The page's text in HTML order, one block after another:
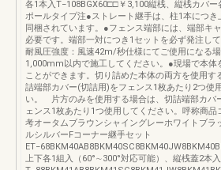
各1本入T−108BGX60□□￥3,100縦桟、縦桟カバー
ポールタイプ注●ストレート継手は、柱1本につき
同梱されています。●フェンス端部には、端部キ
必要です。端部一対につき1セットを必ず発注し
耐風圧強度：風速42m/秒仕様にてご使用になる
1,000mm以内で施工してください。●現場で本体
ことができます。切り詰めた本体の両方を使用す
詰端部カバー(切詰用)をフェンス1枚あたり2つ使
い。 片方のみを使用する場合は、切詰端部カバ
ェンス1枚あたり1つ使用してください。呼称商品
考オータムブラウンシャイングレーホワイトブラ
ルシルバーFコーナー継手セット
上下各1組入（60°∼300°対応可能）、縦桟蓋2本入